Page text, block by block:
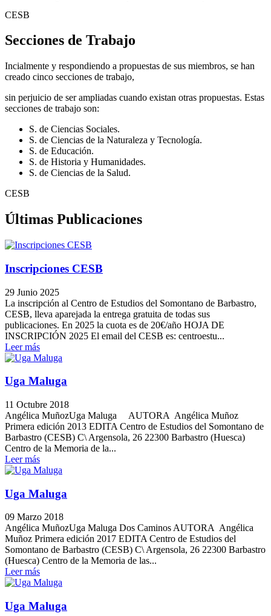
CESB
Secciones de Trabajo
Incialmente y respondiendo a propuestas de sus miembros, se han
creado cinco secciones de trabajo,
sin perjuicio de ser ampliadas cuando existan otras propuestas. Estas
secciones de trabajo son:
S. de Ciencias Sociales.
S. de Ciencias de la Naturaleza y Tecnología.
S. de Educación.
S. de Historia y Humanidades.
S. de Ciencias de la Salud.
CESB
Últimas Publicaciones
Inscripciones CESB
29 Junio 2025
La inscripción al Centro de Estudios del Somontano de Barbastro,
CESB, lleva aparejada la entrega gratuita de todas sus
publicaciones. En 2025 la cuota es de 20€/año HOJA DE
INSCRIPCIÓN 2025 El email del CESB es: centroestu...
Leer más
Uga Maluga
11 Octubre 2018
Angélica MuñozUga Maluga AUTORA Angélica Muñoz
Primera edición 2013 EDITA Centro de Estudios del Somontano de
Barbastro (CESB) C\ Argensola, 26 22300 Barbastro (Huesca)
Centro de la Memoria de la...
Leer más
Uga Maluga
09 Marzo 2018
Angélica MuñozUga Maluga Dos Caminos AUTORA Angélica
Muñoz Primera edición 2017 EDITA Centro de Estudios del
Somontano de Barbastro (CESB) C\ Argensola, 26 22300 Barbastro
(Huesca) Centro de la Memoria de las...
Leer más
Uga Maluga